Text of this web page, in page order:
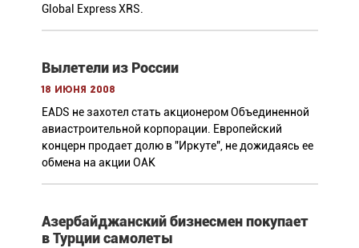
Global Express XRS.
Вылетели из России
18 июня 2008
EADS не захотел стать акционером Объединенной
авиастроительной корпорации. Европейский
концерн продает долю в "Иркуте", не дожидаясь ее
обмена на акции ОАК
Азербайджанский бизнесмен покупает
в Турции самолеты